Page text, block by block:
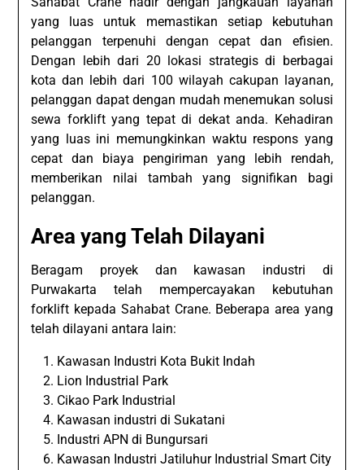
yang luas untuk memastikan setiap kebutuhan
pelanggan terpenuhi dengan cepat dan efisien.
Dengan lebih dari 20 lokasi strategis di berbagai
kota dan lebih dari 100 wilayah cakupan layanan,
pelanggan dapat dengan mudah menemukan solusi
sewa forklift yang tepat di dekat anda. Kehadiran
yang luas ini memungkinkan waktu respons yang
cepat dan biaya pengiriman yang lebih rendah,
memberikan nilai tambah yang signifikan bagi
pelanggan.
Area yang Telah Dilayani
Beragam proyek dan kawasan industri di
Purwakarta telah mempercayakan kebutuhan
forklift kepada Sahabat Crane. Beberapa area yang
telah dilayani antara lain:
Kawasan Industri Kota Bukit Indah
Lion Industrial Park
Cikao Park Industrial
Kawasan industri di Sukatani
Industri APN di Bungursari
Kawasan Industri Jatiluhur Industrial Smart City